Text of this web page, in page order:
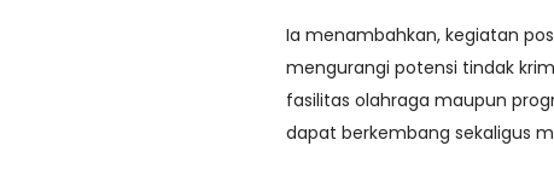
Ia menambahkan, kegiatan
mengurangi potensi tindak
fasilitas olahraga maupun
dapat berkembang sekaligus